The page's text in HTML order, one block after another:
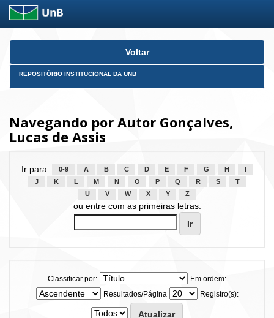
Skip
Voltar
REPOSITÓRIO INSTITUCIONAL DA UNB
Navegando por Autor Gonçalves,
Lucas de Assis
Ir para: 0-9 A B C D E F G H
J
K L M N O P Q R S
T
U
V W X Y Z
ou entre com as primeiras letras:
Classificar por:
Em ordem:
Resultados/Página
Registro(s):